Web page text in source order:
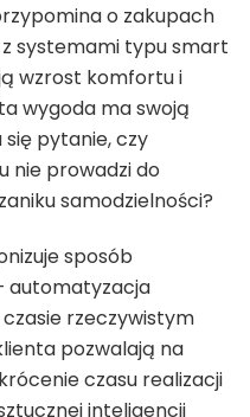
o zakupach
systemami typu smart
wzrost komfortu i
wygoda ma swoją
pytanie, czy
nie prowadzi do
samodzielności?
sposób
automatyzacja
rzeczywistym
pozwalają na
czasu realizacji
inteligencji